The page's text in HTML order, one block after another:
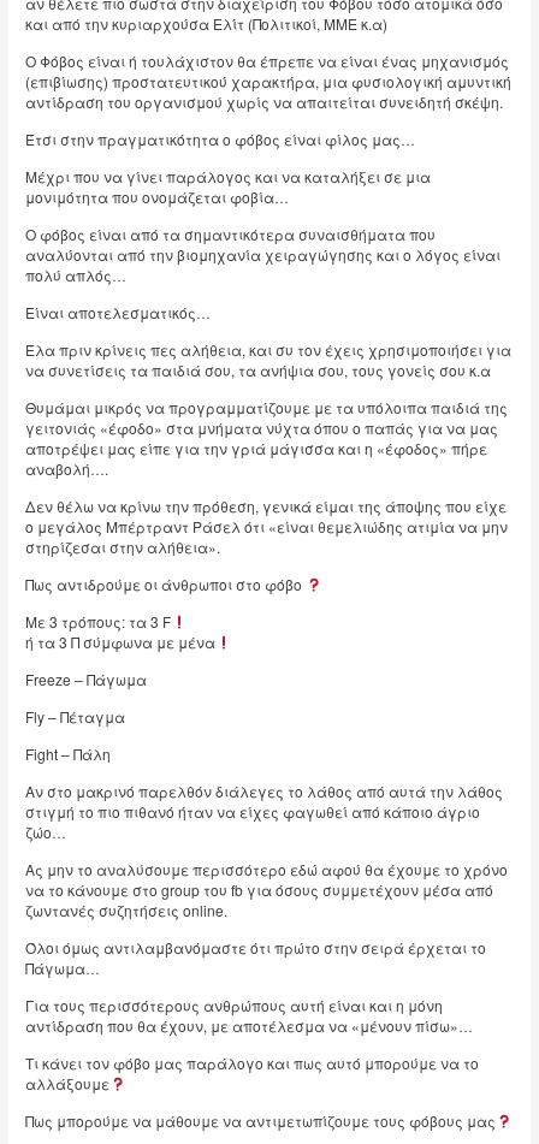
και από την κυριαρχούσα Ελίτ (Πολιτικοί, ΜΜΕ κ.α)
Ο Φόβος είναι ή τουλάχιστον θα έπρεπε να είναι ένας μηχανισμός
(επιβίωσης) προστατευτικού χαρακτήρα, μια φυσιολογική αμυντική
αντίδραση του οργανισμού χωρίς να απαιτείται συνειδητή σκέψη.
Έτσι στην πραγματικότητα ο φόβος είναι φίλος μας…
Μέχρι που να γίνει παράλογος και να καταλήξει σε μια
μονιμότητα που ονομάζεται φοβία…
Ο φόβος είναι από τα σημαντικότερα συναισθήματα που
αναλύονται από την βιομηχανία χειραγώγησης και ο λόγος είναι
πολύ απλός…
Είναι αποτελεσματικός…
Έλα πριν κρίνεις πες αλήθεια, και συ τον έχεις χρησιμοποιήσει για
να συνετίσεις τα παιδιά σου, τα ανήψια σου, τους γονείς σου κ.α
Θυμάμαι μικρός να προγραμματίζουμε με τα υπόλοιπα παιδιά της
γειτονιάς «έφοδο» στα μνήματα νύχτα όπου ο παπάς για να μας
αποτρέψει μας είπε για την γριά μάγισσα και η «έφοδος» πήρε
αναβολή….
Δεν θέλω να κρίνω την πρόθεση, γενικά είμαι της άποψης που είχε
ο μεγάλος Μπέρτραντ Ράσελ ότι «είναι θεμελιώδης ατιμία να μην
στηρίζεσαι στην αλήθεια».
Πως αντιδρούμε οι άνθρωποι στο φόβο
Με 3 τρόπους: τα 3 F
ή τα 3 Π σύμφωνα με μένα
Freeze – Πάγωμα
Fly – Πέταγμα
Fight – Πάλη
Αν στο μακρινό παρελθόν διάλεγες το λάθος από αυτά την λάθος
στιγμή το πιο πιθανό ήταν να είχες φαγωθεί από κάποιο άγριο
ζώο…
Ας μην το αναλύσουμε περισσότερο εδώ αφού θα έχουμε το χρόνο
να το κάνουμε στο group του fb για όσους συμμετέχουν μέσα από
ζωντανές συζητήσεις online.
Όλοι όμως αντιλαμβανόμαστε ότι πρώτο στην σειρά έρχεται το
Πάγωμα…
Για τους περισσότερους ανθρώπους αυτή είναι και η μόνη
αντίδραση που θα έχουν, με αποτέλεσμα να «μένουν πίσω»…
Τι κάνει τον φόβο μας παράλογο και πως αυτό μπορούμε να το
αλλάξουμε
Πως μπορούμε να μάθουμε να αντιμετωπίζουμε τους φόβους μας